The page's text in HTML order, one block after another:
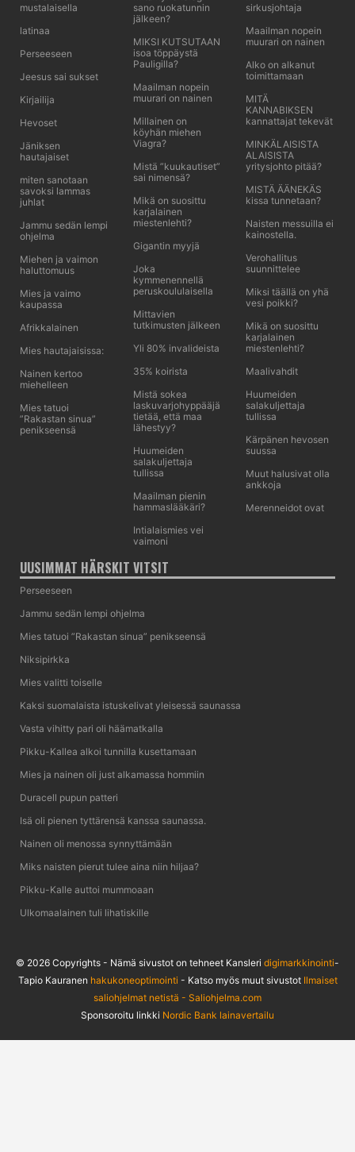
mustalaisella
latinaa
Perseeseen
Jeesus sai sukset
Kirjailija
Hevoset
Jäniksen
hautajaiset
miten sanotaan
savoksi lammas
juhlat
Jammu sedän lempi
ohjelma
Miehen ja vaimon
haluttomuus
Mies ja vaimo
kaupassa
Afrikkalainen
Mies hautajaisissa:
Nainen kertoo
miehelleen
Mies tatuoi
”Rakastan sinua”
penikseensä
sano ruokatunnin
jälkeen?
MIKSI KUTSUTAAN
isoa töppäystä
Pauligilla?
Maailman nopein
muurari on nainen
Millainen on
köyhän miehen
Viagra?
Mistä ”kuukautiset”
sai nimensä?
Mikä on suosittu
karjalainen
miestenlehti?
Gigantin myyjä
Joka
kymmenennellä
peruskoululaisella
Mittavien
tutkimusten jälkeen
Yli 80% invalideista
35% koirista
Mistä sokea
laskuvarjohyppääjä
tietää, että maa
lähestyy?
Huumeiden
salakuljettaja
tullissa
Maailman pienin
hammaslääkäri?
Intialaismies vei
vaimoni
sirkusjohtaja
Maailman nopein
muurari on nainen
Alko on alkanut
toimittamaan
MITÄ
KANNABIKSEN
kannattajat tekevät
MINKÄLAISISTA
ALAISISTA
yritysjohto pitää?
MISTÄ ÄÄNEKÄS
kissa tunnetaan?
Naisten messuilla ei
kainostella.
Verohallitus
suunnittelee
Miksi täällä on yhä
vesi poikki?
Mikä on suosittu
karjalainen
miestenlehti?
Maalivahdit
Huumeiden
salakuljettaja
tullissa
Kärpänen hevosen
suussa
Muut halusivat olla
ankkoja
Merenneidot ovat
UUSIMMAT HÄRSKIT VITSIT
Perseeseen
Jammu sedän lempi ohjelma
Mies tatuoi ”Rakastan sinua” penikseensä
Niksipirkka
Mies valitti toiselle
Kaksi suomalaista istuskelivat yleisessä saunassa
Vasta vihitty pari oli häämatkalla
Pikku-Kallea alkoi tunnilla kusettamaan
Mies ja nainen oli just alkamassa hommiin
Duracell pupun patteri
Isä oli pienen tyttärensä kanssa saunassa.
Nainen oli menossa synnyttämään
Miks naisten pierut tulee aina niin hiljaa?
Pikku-Kalle auttoi mummoaan
Ulkomaalainen tuli lihatiskille
© 2026 Copyrights - Nämä sivustot on tehneet Kansleri digimarkkinointi-
Tapio Kauranen hakukoneoptimointi - Katso myös muut sivustot Ilmaiset
saliohjelmat netistä - Saliohjelma.com
Sponsoroitu linkki Nordic Bank lainavertailu